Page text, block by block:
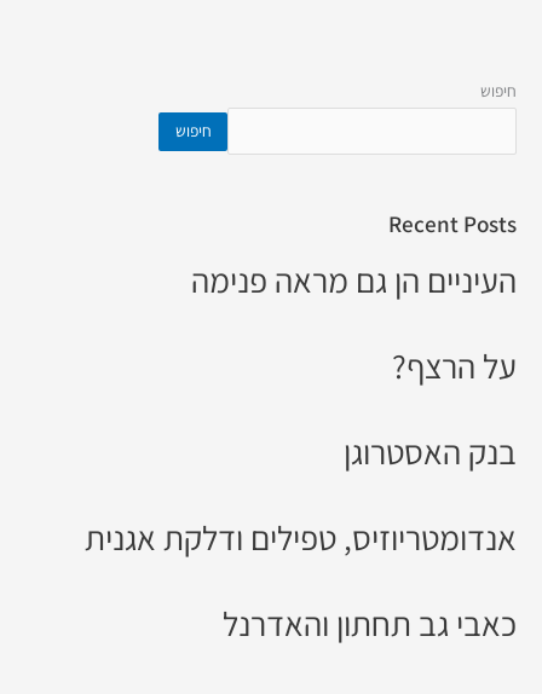
חיפוש
חיפוש
Recent Posts
העיניים הן גם מראה פנימה
על הרצף?
בנק האסטרוגן
אנדומטריוזיס, טפילים ודלקת אגנית
כאבי גב תחתון והאדרנל